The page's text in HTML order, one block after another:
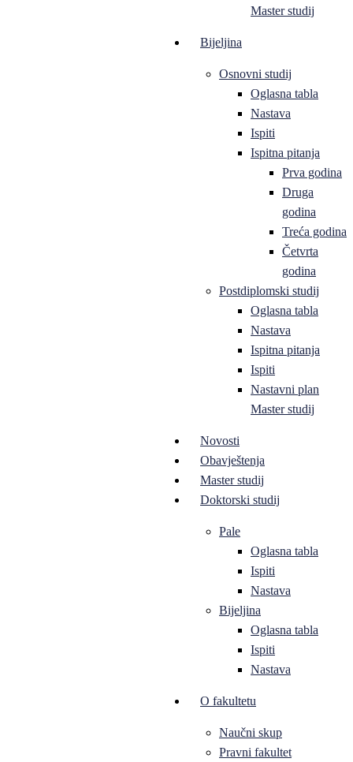
Master studij
Bijeljina
Osnovni studij
Oglasna tabla
Nastava
Ispiti
Ispitna pitanja
Prva godina
Druga
godina
Treća godina
Četvrta
godina
Postdiplomski studij
Oglasna tabla
Nastava
Ispitna pitanja
Ispiti
Nastavni plan
Master studij
Novosti
Obavještenja
Master studij
Doktorski studij
Pale
Oglasna tabla
Ispiti
Nastava
Bijeljina
Oglasna tabla
Ispiti
Nastava
O fakultetu
Naučni skup
Pravni fakultet